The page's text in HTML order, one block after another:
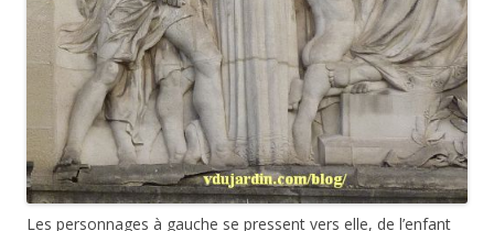
Les personnages à gauche se pressent vers elle, de l’enfant